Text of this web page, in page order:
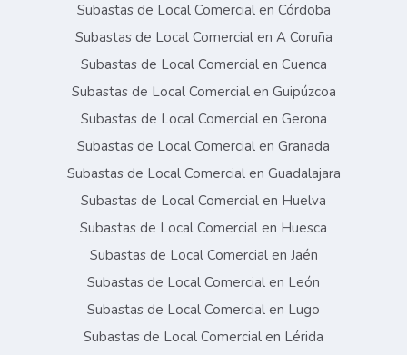
Subastas de Local Comercial en Córdoba
Subastas de Local Comercial en A Coruña
Subastas de Local Comercial en Cuenca
Subastas de Local Comercial en Guipúzcoa
Subastas de Local Comercial en Gerona
Subastas de Local Comercial en Granada
Subastas de Local Comercial en Guadalajara
Subastas de Local Comercial en Huelva
Subastas de Local Comercial en Huesca
Subastas de Local Comercial en Jaén
Subastas de Local Comercial en León
Subastas de Local Comercial en Lugo
Subastas de Local Comercial en Lérida